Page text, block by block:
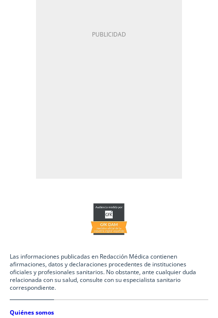
Las informaciones publicadas en Redacción Médica contienen
afirmaciones, datos y declaraciones procedentes de instituciones
oficiales y profesionales sanitarios. No obstante, ante cualquier duda
relacionada con su salud, consulte con su especialista sanitario
correspondiente.
Quiénes somos